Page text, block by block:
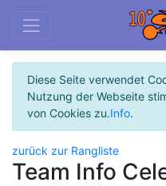
Diese Seite verwendet
Nutzung der Webseite
von Cookies zu.Info.
zurück zur Rangliste
Team Info